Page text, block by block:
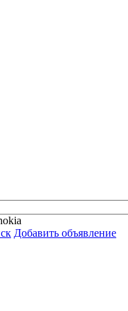
Добавить объявление